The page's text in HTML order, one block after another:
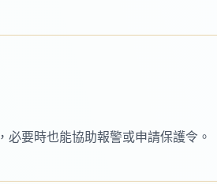
要時也能協助報警或申請保護令。